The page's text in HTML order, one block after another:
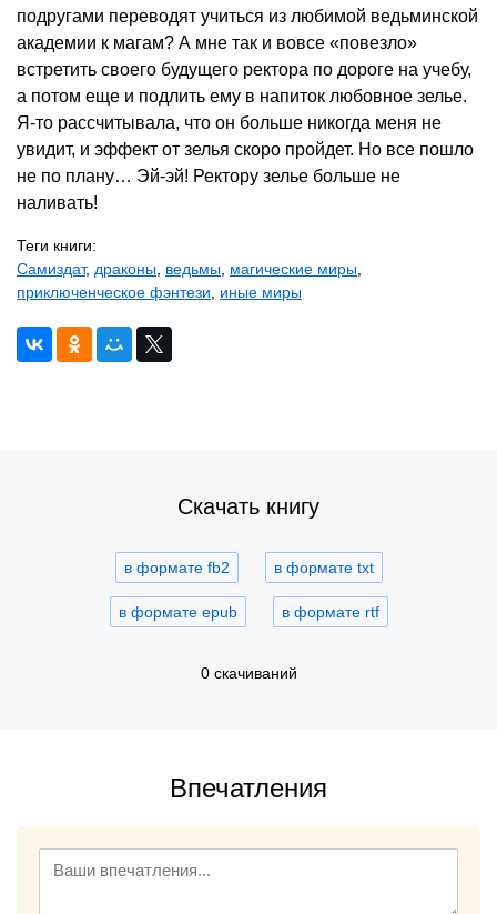
подругами переводят учиться из любимой ведьминской
академии к магам? А мне так и вовсе «повезло»
встретить своего будущего ректора по дороге на учебу,
а потом еще и подлить ему в напиток любовное зелье.
Я-то рассчитывала, что он больше никогда меня не
увидит, и эффект от зелья скоро пройдет. Но все пошло
не по плану… Эй-эй! Ректору зелье больше не
наливать!
Теги книги:
Самиздат, драконы ведьмы магические миры
приключенческое фэнтези
иные миры
Скачать книгу
в формате fb2 в формате txt
в формате epub в формате rtf
0 скачиваний
Впечатления